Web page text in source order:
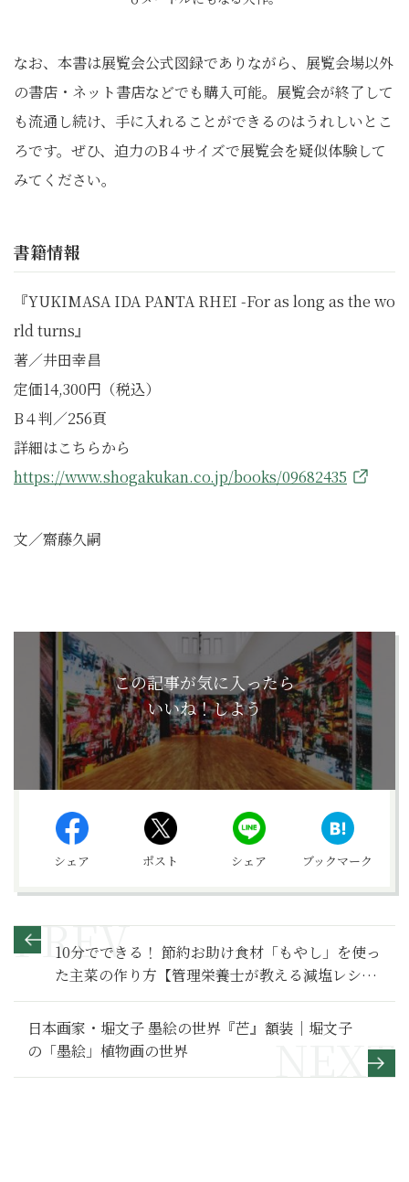
なお、本書は展覧会公式図録でありながら、展覧会場以外
の書店・ネット書店などでも購入可能。展覧会が終了して
も流通し続け、手に入れることができるのはうれしいとこ
ろです。ぜひ、迫力のB４サイズで展覧会を疑似体験して
みてください。
書籍情報
『YUKIMASA IDA PANTA RHEI -For as long as the wo
rld turns』
著／井田幸昌
定価14,300円（税込）
B４判／256頁
詳細はこちらから
https://www.shogakukan.co.jp/books/09682435
文／齋藤久嗣
この記事が気に入ったら
いいね！しよう
シェア ポスト シェア ブックマーク
10分でできる！ 節約お助け食材「もやし」を使っ
た主菜の作り方【管理栄養士が教える減塩レシ
ピ】
日本画家・堀文子 墨絵の世界『芒』額装｜堀文子
の「墨絵」植物画の世界